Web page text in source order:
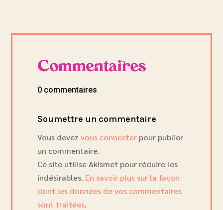
Commentaires
0 commentaires
Soumettre un commentaire
Vous devezvous connecter pour publier
un commentaire.
Ce site utilise Akismet pour réduire les
indésirables. En savoir plus sur la façon
dont les données de vos commentaires
sont traitées.